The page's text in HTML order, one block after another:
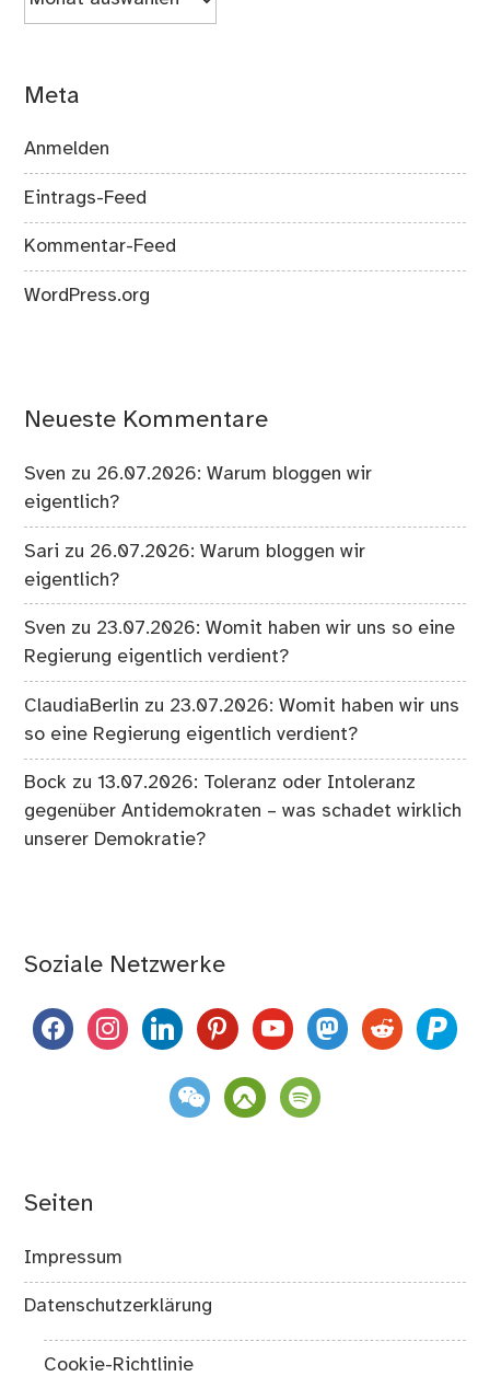
Meta
Anmelden
Eintrags-Feed
Kommentar-Feed
WordPress.org
Neueste Kommentare
Sven zu 26.07.2026: Warum bloggen wir
eigentlich?
Sari zu 26.07.2026: Warum bloggen wir
eigentlich?
Sven zu 23.07.2026: Womit haben wir uns so eine
Regierung eigentlich verdient?
ClaudiaBerlin zu 23.07.2026: Womit haben wir uns
so eine Regierung eigentlich verdient?
Bock zu13.07.2026: Toleranz oder Intoleranz
gegenüber Antidemokraten – was schadet wirklich
unserer Demokratie?
Soziale Netzwerke
facebookinstagramlinkedinpinterestyoutubemastodon
reddit paypal
weixin komootspotify
Seiten
Impressum
Datenschutzerklärung
Cookie-Richtlinie